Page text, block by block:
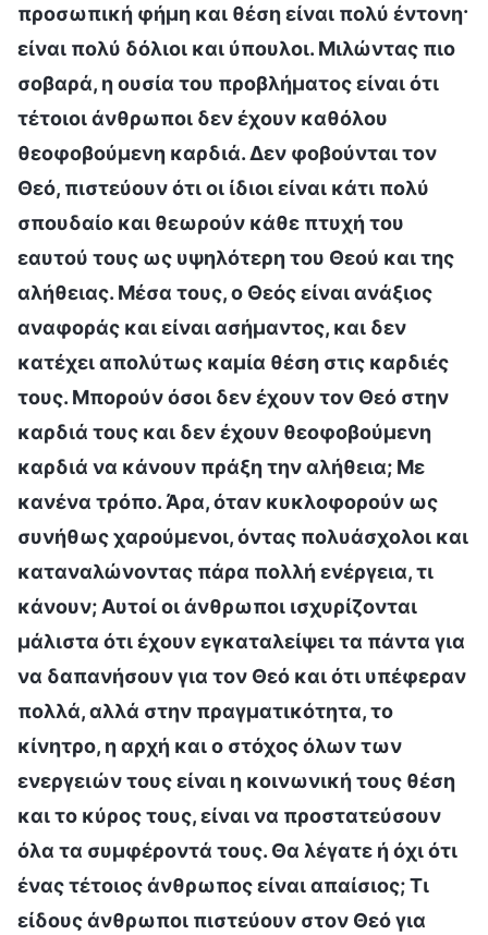
προσωπική φήμη και θέση είναι πολύ έντονη·
είναι πολύ δόλιοι και ύπουλοι. Μιλώντας πιο
σοβαρά, η ουσία του προβλήματος είναι ότι
τέτοιοι άνθρωποι δεν έχουν καθόλου
θεοφοβούμενη καρδιά. Δεν φοβούνται τον
Θεό, πιστεύουν ότι οι ίδιοι είναι κάτι πολύ
σπουδαίο και θεωρούν κάθε πτυχή του
εαυτού τους ως υψηλότερη του Θεού και της
αλήθειας. Μέσα τους, ο Θεός είναι ανάξιος
αναφοράς και είναι ασήμαντος, και δεν
κατέχει απολύτως καμία θέση στις καρδιές
τους. Μπορούν όσοι δεν έχουν τον Θεό στην
καρδιά τους και δεν έχουν θεοφοβούμενη
καρδιά να κάνουν πράξη την αλήθεια; Με
κανένα τρόπο. Άρα, όταν κυκλοφορούν ως
συνήθως χαρούμενοι, όντας πολυάσχολοι και
καταναλώνοντας πάρα πολλή ενέργεια, τι
κάνουν; Αυτοί οι άνθρωποι ισχυρίζονται
μάλιστα ότι έχουν εγκαταλείψει τα πάντα για
να δαπανήσουν για τον Θεό και ότι υπέφεραν
πολλά, αλλά στην πραγματικότητα, το
κίνητρο, η αρχή και ο στόχος όλων των
ενεργειών τους είναι η κοινωνική τους θέση
και το κύρος τους, είναι να προστατεύσουν
όλα τα συμφέροντά τους. Θα λέγατε ή όχι ότι
ένας τέτοιος άνθρωπος είναι απαίσιος; Τι
είδους άνθρωποι πιστεύουν στον Θεό για